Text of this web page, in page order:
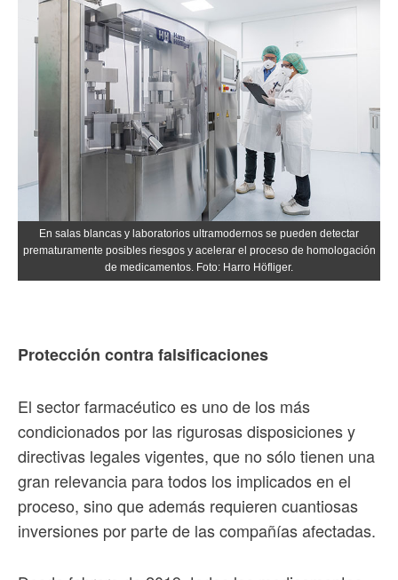
En salas blancas y laboratorios ultramodernos se pueden detectar
prematuramente posibles riesgos y acelerar el proceso de homologación
de medicamentos. Foto: Harro Höfliger.
Protección contra falsificaciones
El sector farmacéutico es uno de los más
condicionados por las rigurosas disposiciones y
directivas legales vigentes, que no sólo tienen una
gran relevancia para todos los implicados en el
proceso, sino que además requieren cuantiosas
inversiones por parte de las compañías afectadas.